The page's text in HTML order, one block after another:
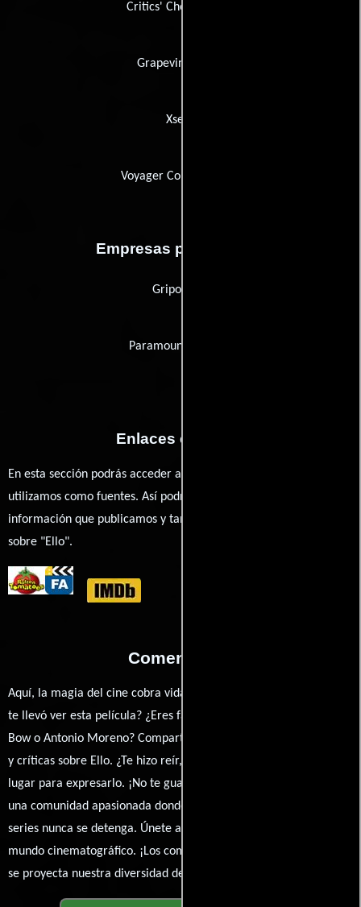
Critics' Choice Video
Grapevine Video
Xsens
Voyager Company, The
Empresas productoras
Gripon Inc.
Paramount Pictures
Enlaces externos
En esta sección podrás acceder a los recursos externos que
utilizamos como fuentes. Así podrás chequear toda la
información que publicamos y también ampliar tu conocimiento
sobre "Ello".
Comentarios
Aquí, la magia del cine cobra vida a través de tus opiniones. ¿Qué
te llevó ver esta película? ¿Eres fan de Clarence G. Badger, Clara
Bow o Antonio Moreno? Comparte tus pensamientos, emociones
y críticas sobre Ello. ¿Te hizo reír, llorar o reflexionar? Este es el
lugar para expresarlo. ¡No te guardes nada! Queremos construir
una comunidad apasionada donde la conversación sobre cine y
series nunca se detenga. Únete a la charla y déjanos conocer tu
mundo cinematográfico. ¡Los comentarios son la pantalla donde
se proyecta nuestra diversidad de opiniones!